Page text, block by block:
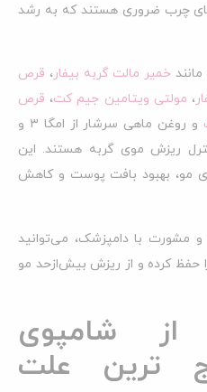
چرب ضروری هستند که به رشد
خمیر مالت گربه بیفار ، قرص
، مولتی‌ ویتامین جیم کت، قرص‌
و روغن ماهی سرشار از امگا ۳ و
کنترل ریزش موی گربه هستند. این
مو، بهبود بافت پوست و کاهش
و مشورت با دامپزشک، می‌توانید
کرده و از ریزش بیش‌ازحد مو
از شامپوی
ترین علت